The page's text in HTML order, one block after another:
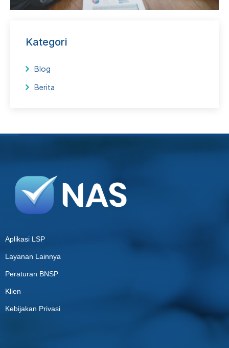
Kategori
Blog
Berita
Aplikasi LSP
Layanan Lainnya
Peraturan BNSP
Klien
Kebijakan Privasi